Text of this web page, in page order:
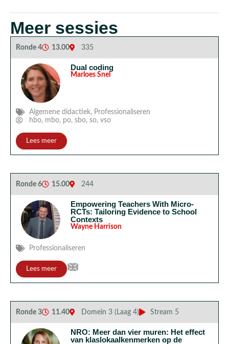
Meer sessies
Ronde 4 13.00 335
Dual coding
Marloes Snel
Algemene didactiek, Professionaliseren
hbo, mbo, po, sbo, so, vso
Lees meer
Ronde 6 15.00 244
Empowering Teachers With Micro-
RCTs: Tailoring Evidence to School
Contexts
Wayne Harrison
Professionaliseren
Lees meer
Ronde 3 11.40 Domein 3 (Laag 4) Stream 5
NRO: Meer dan vier muren: Het effect
van klaslokaalkenmerken op de